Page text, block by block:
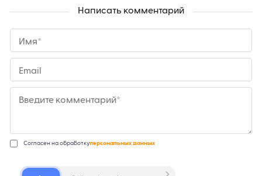
Написать комментарий
Имя*
Email
Введите комментарий*
Согласен на обработкуперсональных данных